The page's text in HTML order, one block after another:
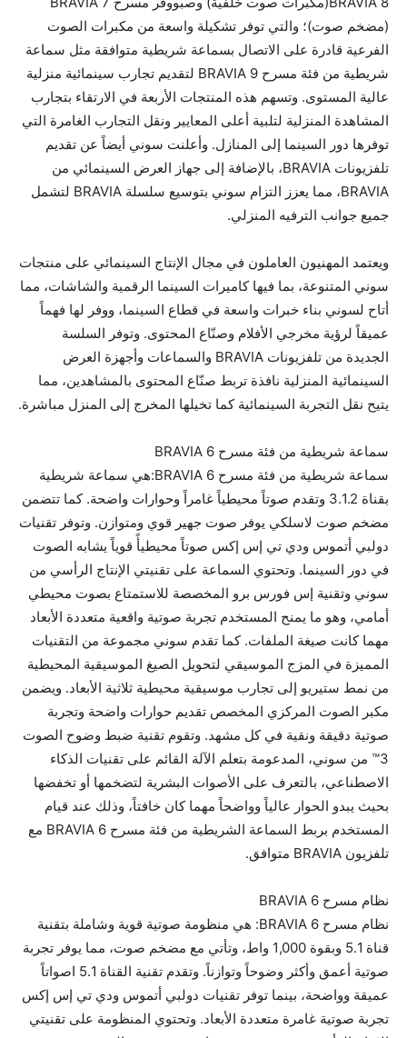
(مضخم صوت)؛ والتي توفر تشكيلة واسعة من مكبرات الصوت
الفرعية قادرة على الاتصال بسماعة شريطية متوافقة مثل سماعة
شريطية من فئة مسرح BRAVIA 9 لتقديم تجارب سينمائية منزلية
عالية المستوى. وتسهم هذه المنتجات الأربعة في الارتقاء بتجارب
المشاهدة المنزلية لتلبية أعلى المعايير ونقل التجارب الغامرة التي
توفرها دور السينما إلى المنازل. وأعلنت سوني أيضاً عن تقديم
تلفزيونات BRAVIA، بالإضافة إلى جهاز العرض السينمائي من
BRAVIA، مما يعزز التزام سوني بتوسيع سلسلة BRAVIA لتشمل
جميع جوانب الترفيه المنزلي.
ويعتمد المهنيون العاملون في مجال الإنتاج السينمائي على منتجات
سوني المتنوعة، بما فيها كاميرات السينما الرقمية والشاشات، مما
أتاح لسوني بناء خبرات واسعة في قطاع السينما، ووفر لها فهماً
عميقاً لرؤية مخرجي الأفلام وصنّاع المحتوى. وتوفر السلسة
الجديدة من تلفزيونات BRAVIA والسماعات وأجهزة العرض
السينمائية المنزلية نافذة تربط صنّاع المحتوى بالمشاهدين، مما
يتيح نقل التجربة السينمائية كما تخيلها المخرج إلى المنزل مباشرة.
سماعة شريطية من فئة مسرح BRAVIA 6
سماعة شريطية من فئة مسرح BRAVIA 6:هي سماعة شريطية
بقناة 3.1.2 وتقدم صوتاً محيطياً غامراً وحوارات واضحة. كما تتضمن
مضخم صوت لاسلكي يوفر صوت جهير قوي ومتوازن. وتوفر تقنيات
دولبي أتموس ودي تي إس إكس صوتاً محيطيأً قوياً يشابه الصوت
في دور السينما. وتحتوي السماعة على تقنيتي الإنتاج الرأسي من
سوني وتقنية إس فورس برو المخصصة للاستمتاع بصوت محيطي
أمامي، وهو ما يمنح المستخدم تجربة صوتية واقعية متعددة الأبعاد
مهما كانت صيغة الملفات. كما تقدم سوني مجموعة من التقنيات
المميزة في المزج الموسيقي لتحويل الصيغ الموسيقية المحيطية
من نمط ستيريو إلى تجارب موسيقية محيطية ثلاثية الأبعاد. ويضمن
مكبر الصوت المركزي المخصص تقديم حوارات واضحة وتجربة
صوتية دقيقة ونقية في كل مشهد. وتقوم تقنية ضبط وضوح الصوت
3™ من سوني، المدعومة بتعلم الآلة القائم على تقنيات الذكاء
الاصطناعي، بالتعرف على الأصوات البشرية لتضخمها أو تخفضها
بحيث يبدو الحوار عالياً وواضحاً مهما كان خافتاً، وذلك عند قيام
المستخدم بربط السماعة الشريطية من فئة مسرح BRAVIA 6 مع
تلفزيون BRAVIA متوافق.
نظام مسرح BRAVIA 6
نظام مسرح BRAVIA 6: هي منظومة صوتية قوية وشاملة بتقنية
قناة 5.1 وبقوة 1,000 واط، وتأتي مع مضخم صوت، مما يوفر تجربة
صوتية أعمق وأكثر وضوحاً وتوازناً. وتقدم تقنية القناة 5.1 اصواتاً
عميقة وواضحة، بينما توفر تقنيات دولبي أتموس ودي تي إس إكس
تجربة صوتية غامرة متعددة الأبعاد. وتحتوي المنظومة على تقنيتي